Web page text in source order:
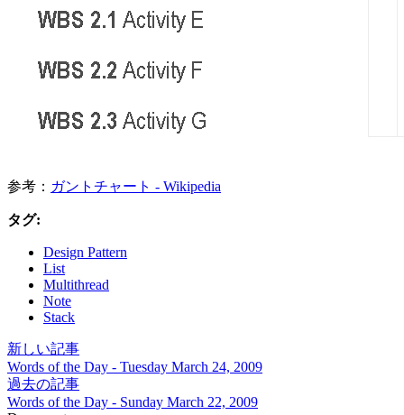
参考： ガントチャート - Wikipedia
タグ:
Design Pattern
List
Multithread
Note
Stack
新しい記事
Words of the Day - Tuesday March 24, 2009
過去の記事
Words of the Day - Sunday March 22, 2009